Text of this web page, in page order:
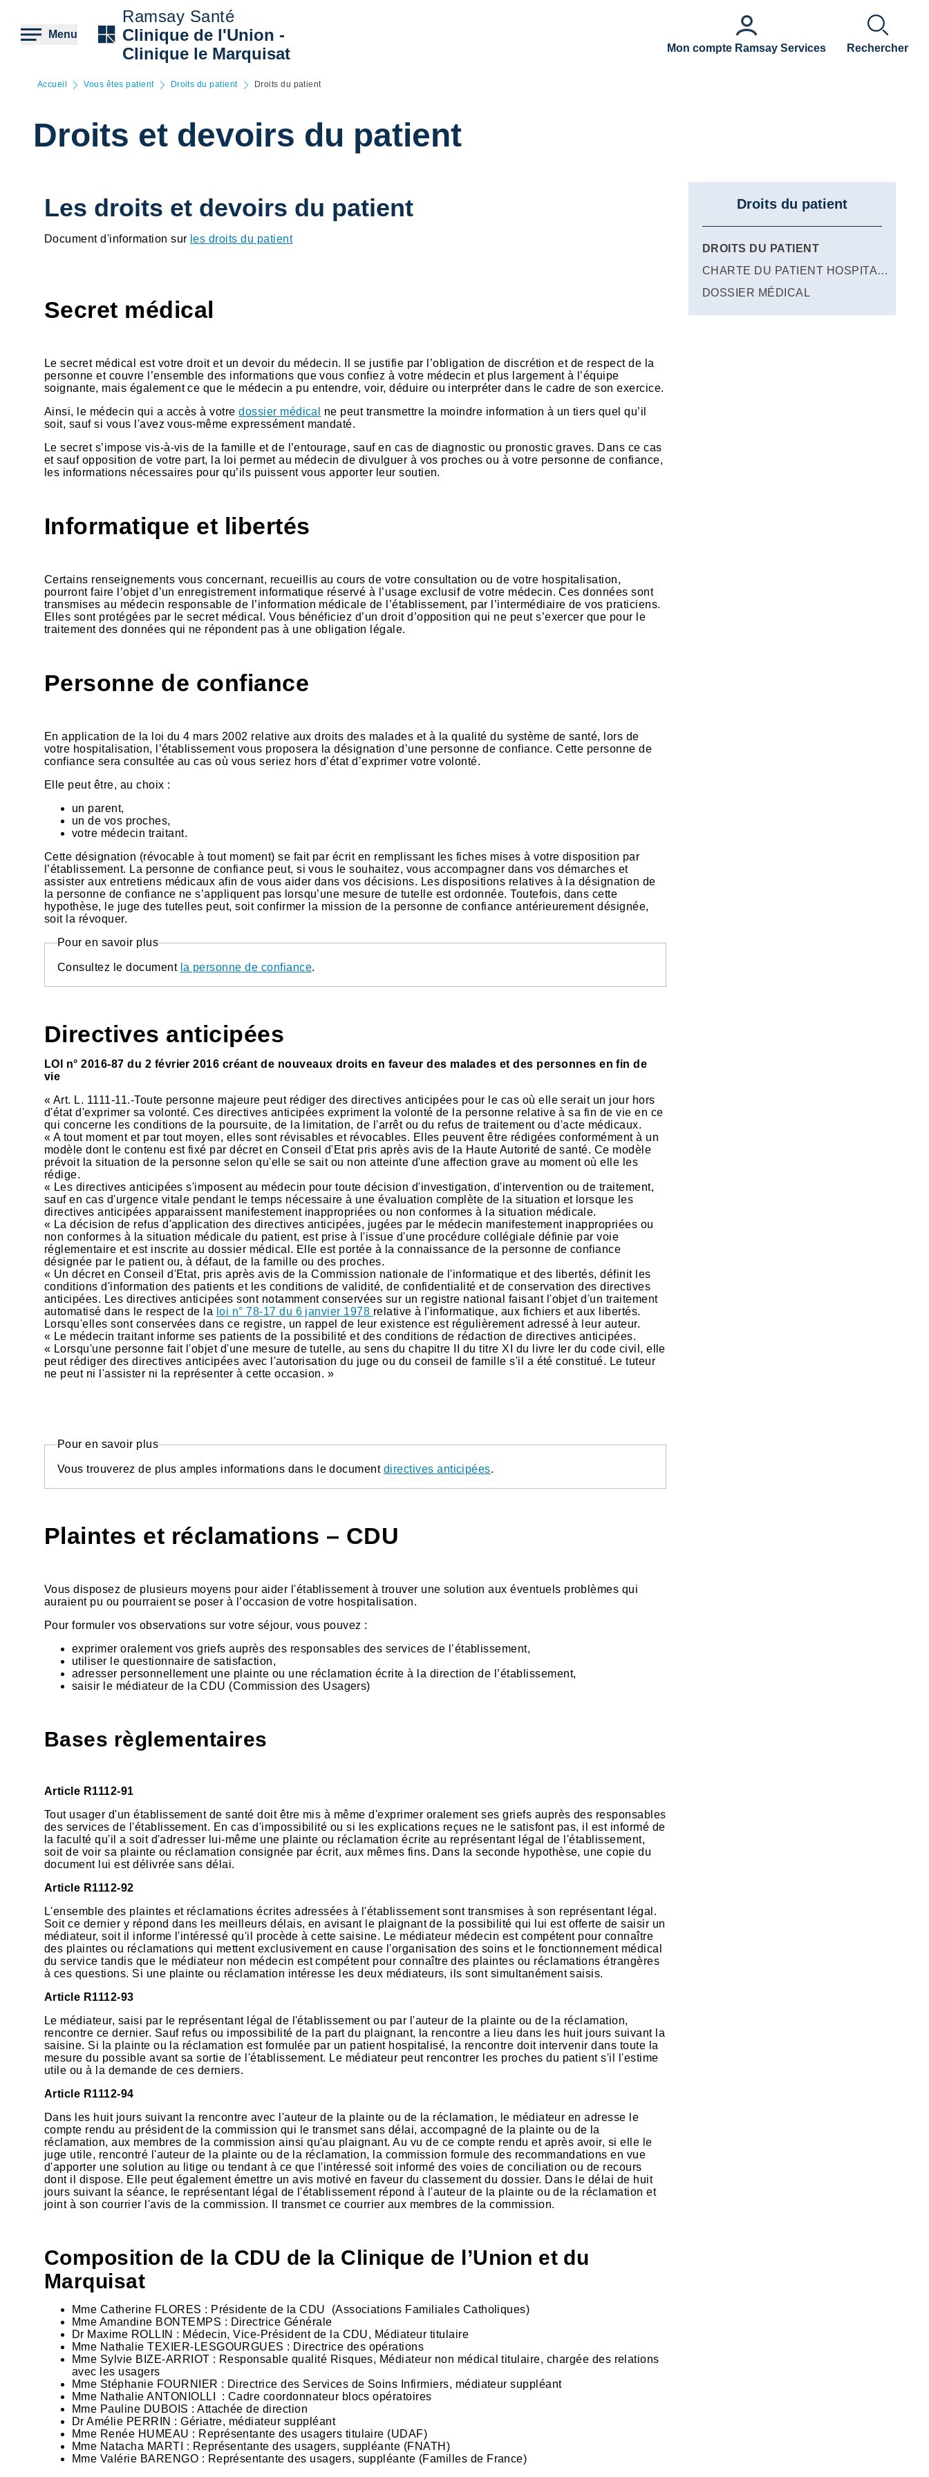
contenu
principal
Menu
Ramsay Santé
Clinique de l'Union -
Clinique le Marquisat
Mon compte Ramsay Services Rechercher
Accueil Vous êtes patient Droits du patient Droits du patient
Droits et devoirs du patient
Les droits et devoirs du patient
Document d'information sur les droits du patient
Secret médical
Le secret médical est votre droit et un devoir du médecin. Il se justifie par l’obligation de discrétion et de respect de la
personne et couvre l’ensemble des informations que vous confiez à votre médecin et plus largement à l’équipe
soignante, mais également ce que le médecin a pu entendre, voir, déduire ou interpréter dans le cadre de son exercice.
Ainsi, le médecin qui a accès à votredossier médical
ne peut transmettre la moindre information à un tiers quel qu’il
soit, sauf si vous l'avez vous-même expressément mandaté.
Le secret s’impose vis-à-vis de la famille et de l’entourage, sauf en cas de diagnostic ou pronostic graves. Dans ce cas
et sauf opposition de votre part, la loi permet au médecin de divulguer à vos proches ou à votre personne de confiance,
les informations nécessaires pour qu’ils puissent vous apporter leur soutien.
Informatique et libertés
Certains renseignements vous concernant, recueillis au cours de votre consultation ou de votre hospitalisation,
pourront faire l’objet d’un enregistrement informatique réservé à l’usage exclusif de votre médecin. Ces données sont
transmises au médecin responsable de l’information médicale de l’établissement, par l’intermédiaire de vos praticiens.
Elles sont protégées par le secret médical. Vous bénéficiez d’un droit d’opposition qui ne peut s’exercer que pour le
traitement des données qui ne répondent pas à une obligation légale.
Personne de confiance
En application de la loi du 4 mars 2002 relative aux droits des malades et à la qualité du système de santé, lors de
votre hospitalisation, l’établissement vous proposera la désignation d’une personne de confiance. Cette personne de
confiance sera consultée au cas où vous seriez hors d’état d’exprimer votre volonté.
Elle peut être, au choix :
un parent,
un de vos proches,
votre médecin traitant.
Cette désignation (révocable à tout moment) se fait par écrit en remplissant les fiches mises à votre disposition par
l’établissement. La personne de confiance peut, si vous le souhaitez, vous accompagner dans vos démarches et
assister aux entretiens médicaux afin de vous aider dans vos décisions. Les dispositions relatives à la désignation de
la personne de confiance ne s’appliquent pas lorsqu’une mesure de tutelle est ordonnée. Toutefois, dans cette
hypothèse, le juge des tutelles peut, soit confirmer la mission de la personne de confiance antérieurement désignée,
soit la révoquer.
Pour en savoir plus
Consultez le document la personne de confiance.
Directives anticipées
LOI n° 2016-87 du 2 février 2016 créant de nouveaux droits en faveur des malades et des personnes en fin de
vie
« Art. L. 1111-11.-Toute personne majeure peut rédiger des directives anticipées pour le cas où elle serait un jour hors
d'état d'exprimer sa volonté. Ces directives anticipées expriment la volonté de la personne relative à sa fin de vie en ce
qui concerne les conditions de la poursuite, de la limitation, de l'arrêt ou du refus de traitement ou d'acte médicaux.
« A tout moment et par tout moyen, elles sont révisables et révocables. Elles peuvent être rédigées conformément à un
modèle dont le contenu est fixé par décret en Conseil d'Etat pris après avis de la Haute Autorité de santé. Ce modèle
prévoit la situation de la personne selon qu'elle se sait ou non atteinte d'une affection grave au moment où elle les
rédige.
« Les directives anticipées s'imposent au médecin pour toute décision d'investigation, d'intervention ou de traitement,
sauf en cas d'urgence vitale pendant le temps nécessaire à une évaluation complète de la situation et lorsque les
directives anticipées apparaissent manifestement inappropriées ou non conformes à la situation médicale.
« La décision de refus d'application des directives anticipées, jugées par le médecin manifestement inappropriées ou
non conformes à la situation médicale du patient, est prise à l'issue d'une procédure collégiale définie par voie
réglementaire et est inscrite au dossier médical. Elle est portée à la connaissance de la personne de confiance
désignée par le patient ou, à défaut, de la famille ou des proches.
« Un décret en Conseil d'Etat, pris après avis de la Commission nationale de l'informatique et des libertés, définit les
conditions d'information des patients et les conditions de validité, de confidentialité et de conservation des directives
anticipées. Les directives anticipées sont notamment conservées sur un registre national faisant l'objet d'un traitement
automatisé dans le respect de la loi n° 78-17 du 6 janvier 1978 relative à l'informatique, aux fichiers et aux libertés.
Lorsqu'elles sont conservées dans ce registre, un rappel de leur existence est régulièrement adressé à leur auteur.
« Le médecin traitant informe ses patients de la possibilité et des conditions de rédaction de directives anticipées.
« Lorsqu'une personne fait l'objet d'une mesure de tutelle, au sens du chapitre II du titre XI du livre Ier du code civil, elle
peut rédiger des directives anticipées avec l'autorisation du juge ou du conseil de famille s'il a été constitué. Le tuteur
ne peut ni l'assister ni la représenter à cette occasion. »
Pour en savoir plus
Vous trouverez de plus amples informations dans le document directives anticipées.
Plaintes et réclamations – CDU
Vous disposez de plusieurs moyens pour aider l'établissement à trouver une solution aux éventuels problèmes qui
auraient pu ou pourraient se poser à l’occasion de votre hospitalisation.
Pour formuler vos observations sur votre séjour, vous pouvez :
exprimer oralement vos griefs auprès des responsables des services de l’établissement,
utiliser le questionnaire de satisfaction,
adresser personnellement une plainte ou une réclamation écrite à la direction de l’établissement,
saisir le médiateur de la CDU (Commission des Usagers)
Bases règlementaires
Article R1112-91
Tout usager d'un établissement de santé doit être mis à même d'exprimer oralement ses griefs auprès des responsables
des services de l'établissement. En cas d'impossibilité ou si les explications reçues ne le satisfont pas, il est informé de
la faculté qu'il a soit d'adresser lui-même une plainte ou réclamation écrite au représentant légal de l'établissement,
soit de voir sa plainte ou réclamation consignée par écrit, aux mêmes fins. Dans la seconde hypothèse, une copie du
document lui est délivrée sans délai.
Article R1112-92
L'ensemble des plaintes et réclamations écrites adressées à l'établissement sont transmises à son représentant légal.
Soit ce dernier y répond dans les meilleurs délais, en avisant le plaignant de la possibilité qui lui est offerte de saisir un
médiateur, soit il informe l'intéressé qu'il procède à cette saisine. Le médiateur médecin est compétent pour connaître
des plaintes ou réclamations qui mettent exclusivement en cause l'organisation des soins et le fonctionnement médical
du service tandis que le médiateur non médecin est compétent pour connaître des plaintes ou réclamations étrangères
à ces questions. Si une plainte ou réclamation intéresse les deux médiateurs, ils sont simultanément saisis.
Article R1112-93
Le médiateur, saisi par le représentant légal de l'établissement ou par l'auteur de la plainte ou de la réclamation,
rencontre ce dernier. Sauf refus ou impossibilité de la part du plaignant, la rencontre a lieu dans les huit jours suivant la
saisine. Si la plainte ou la réclamation est formulée par un patient hospitalisé, la rencontre doit intervenir dans toute la
mesure du possible avant sa sortie de l'établissement. Le médiateur peut rencontrer les proches du patient s'il l'estime
utile ou à la demande de ces derniers.
Article R1112-94
Dans les huit jours suivant la rencontre avec l'auteur de la plainte ou de la réclamation, le médiateur en adresse le
compte rendu au président de la commission qui le transmet sans délai, accompagné de la plainte ou de la
réclamation, aux membres de la commission ainsi qu'au plaignant. Au vu de ce compte rendu et après avoir, si elle le
juge utile, rencontré l'auteur de la plainte ou de la réclamation, la commission formule des recommandations en vue
d'apporter une solution au litige ou tendant à ce que l'intéressé soit informé des voies de conciliation ou de recours
dont il dispose. Elle peut également émettre un avis motivé en faveur du classement du dossier. Dans le délai de huit
jours suivant la séance, le représentant légal de l'établissement répond à l'auteur de la plainte ou de la réclamation et
joint à son courrier l'avis de la commission. Il transmet ce courrier aux membres de la commission.
Composition de la CDU de la Clinique de l’Union et du
Marquisat
Mme Catherine FLORES : Présidente de la CDU (Associations Familiales Catholiques)
Mme Amandine BONTEMPS : Directrice Générale
Dr Maxime ROLLIN : Médecin, Vice-Président de la CDU, Médiateur titulaire
Mme Nathalie TEXIER-LESGOURGUES : Directrice des opérations
Mme Sylvie BIZE-ARRIOT : Responsable qualité Risques, Médiateur non médical titulaire, chargée des relations
avec les usagers
Mme Stéphanie FOURNIER : Directrice des Services de Soins Infirmiers, médiateur suppléant
Mme Nathalie ANTONIOLLI : Cadre coordonnateur blocs opératoires
Mme Pauline DUBOIS : Attachée de direction
Dr Amélie PERRIN : Gériatre, médiateur suppléant
Mme Renée HUMEAU : Représentante des usagers titulaire (UDAF)
Mme Natacha MARTI : Représentante des usagers, suppléante (FNATH)
Mme Valérie BARENGO : Représentante des usagers, suppléante (Familles de France)
Droits du patient
DROITS DU PATIENT
CHARTE DU PATIENT HOSPITALISÉ
DOSSIER MÉDICAL